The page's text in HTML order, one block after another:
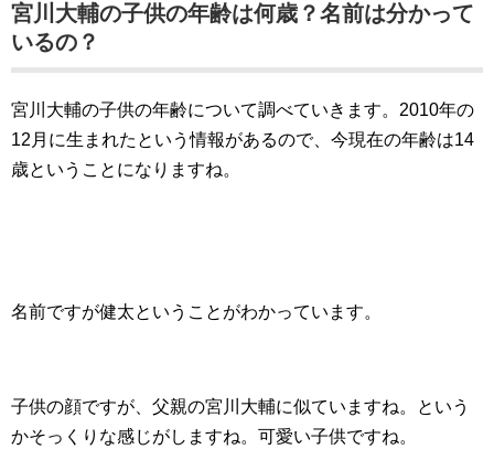
宮川大輔の子供の年齢は何歳？名前は分かって
いるの？
宮川大輔の子供の年齢について調べていきます。2010年の
12月に生まれたという情報があるので、今現在の年齢は14
歳ということになりますね。
名前ですが健太ということがわかっています。
子供の顔ですが、父親の宮川大輔に似ていますね。という
かそっくりな感じがしますね。可愛い子供ですね。